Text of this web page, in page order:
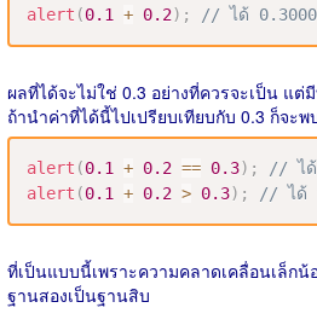
alert (0.1 + 0.2) ; // ได้
ผลที่ได้จะไม่ใช่ 0.3 อย่างที่ควรจะเป็น แ
ถ้านำค่าที่ได้นี้ไปเปรียบเทียบกับ 0.3 ก็จะพ
alert (0.1 + 0.2 == 0.3) ;
// ไ
alert (0.1 + 0.2 > 0.3) ; // ได้
ที่เป็นแบบนี้เพราะความคลาดเคลื่อนเล็กน้
ฐานสองเป็นฐานสิบ